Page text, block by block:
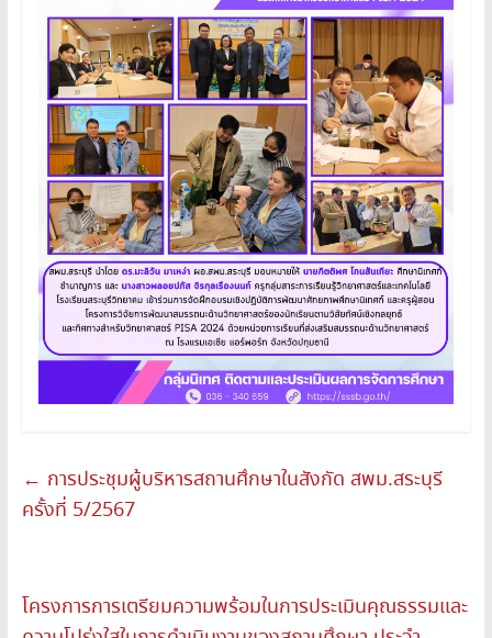
← การประชุมผู้บริหารสถานศึกษาในสังกัด สพม.สระบุรี
ครั้งที่ 5/2567
โครงการการเตรียมความพร้อมในการประเมินคุณธรรมและ